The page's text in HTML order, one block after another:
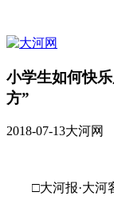
小学生如何快
方”
2018-07-13大河网
□大河报·大河